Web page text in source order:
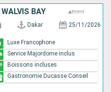
BAY
Dakar 25/11/2026
Luxe Francophone
Service Majordome inclus
Boissons incluses
Gastronomie Ducasse Conseil